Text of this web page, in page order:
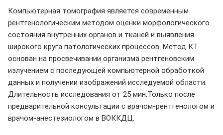
Компьютерная томография является современным
рентгенологическим методом оценки морфологического
состояния внутренних органов и тканей и выявления
широкого круга патологических процессов. Метод КТ
основан на просвечивании организма рентгеновским
излучением с последующей компьютерной обработкой
данных и получении изображений исследуемой области.
Длительность исследования от 25 мин.Только после
предварительной консультации с врачом-рентгенологом и
врачом-анестезиологом в ВОККДЦ.